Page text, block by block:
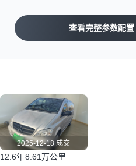
查看完整参数配置
2025-12-18 成交
12.6年8.61万公里